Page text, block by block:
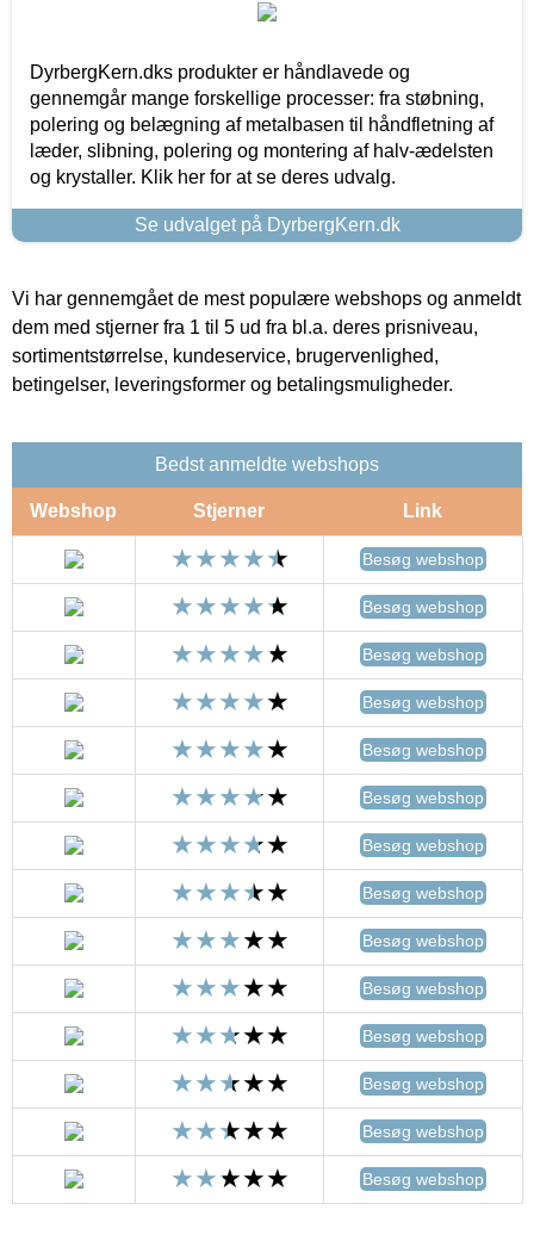
DyrbergKern.dks produkter er håndlavede og
gennemgår mange forskellige processer: fra støbning,
polering og belægning af metalbasen til håndfletning af
læder, slibning, polering og montering af halv-ædelsten
og krystaller. Klik her for at se deres udvalg.
Se udvalget på DyrbergKern.dk
Vi har gennemgået de mest populære webshops og anmeldt
dem med stjerner fra 1 til 5 ud fra bl.a. deres prisniveau,
sortimentstørrelse, kundeservice, brugervenlighed,
betingelser, leveringsformer og betalingsmuligheder.
Bedst anmeldte webshops
Webshop Stjerner Link
Besøg webshop
Besøg webshop
Besøg webshop
Besøg webshop
Besøg webshop
Besøg webshop
Besøg webshop
Besøg webshop
Besøg webshop
Besøg webshop
Besøg webshop
Besøg webshop
Besøg webshop
Besøg webshop